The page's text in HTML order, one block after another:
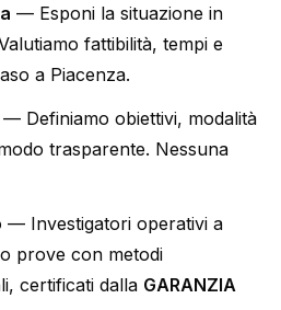
— Esponi la situazione in
fattibilità, tempi e
a Piacenza.
— Definiamo obiettivi, modalità
trasparente. Nessuna
— Investigatori operativi a
prove con metodi
certificati dalla GARANZIA